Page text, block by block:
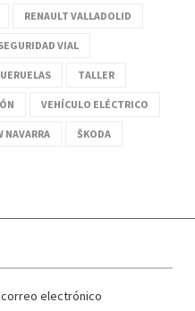
RENAULT VALLADOLID
VIAL
TALLER
VEHÍCULO ELÉCTRICO
NAVARRA ŠKODA
electrónico